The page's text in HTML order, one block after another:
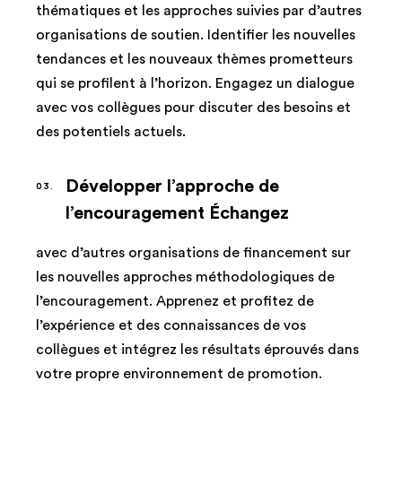
thématiques et les approches suivies par d’autres
organisations de soutien. Identifier les nouvelles
tendances et les nouveaux thèmes prometteurs
qui se profilent à l’horizon. Engagez un dialogue
avec vos collègues pour discuter des besoins et
des potentiels actuels.
Développer l’approche de
l’encouragement Échangez
avec d’autres organisations de financement sur
les nouvelles approches méthodologiques de
l’encouragement. Apprenez et profitez de
l’expérience et des connaissances de vos
collègues et intégrez les résultats éprouvés dans
votre propre environnement de promotion.